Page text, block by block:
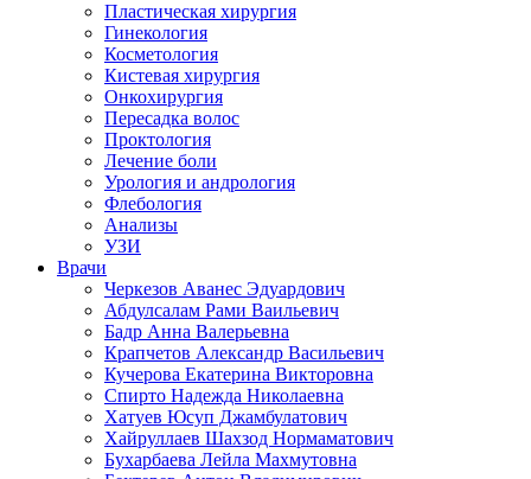
Пластическая хирургия
Гинекология
Косметология
Кистевая хирургия
Онкохирургия
Пересадка волос
Проктология
Лечение боли
Урология и андрология
Флебология
Анализы
УЗИ
Врачи
Черкезов Аванес Эдуардович
Абдулсалам Рами Ваильевич
Бадр Анна Валерьевна
Крапчетов Александр Васильевич
Кучерова Екатерина Викторовна
Спирто Надежда Николаевна
Хатуев Юсуп Джамбулатович
Хайруллаев Шахзод Нормаматович
Бухарбаева Лейла Махмутовна